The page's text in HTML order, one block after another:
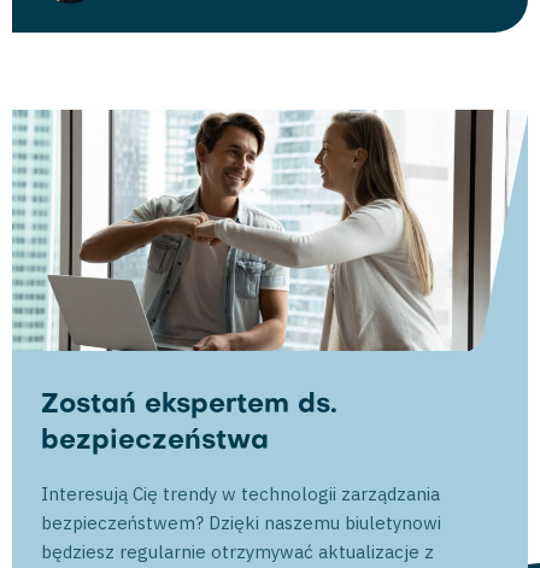
Zostań ekspertem ds.
bezpieczeństwa
Interesują Cię trendy w technologii zarządzania
bezpieczeństwem? Dzięki naszemu biuletynowi
będziesz regularnie otrzymywać aktualizacje z